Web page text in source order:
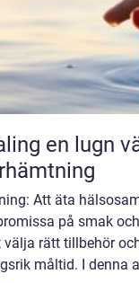
balans, energi och
Att äta
på smak
välja rätt tillbehör
måltid. I denna